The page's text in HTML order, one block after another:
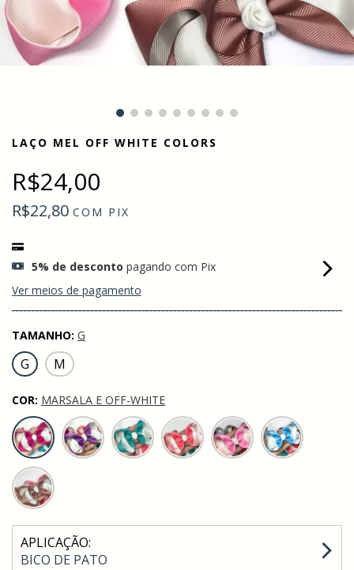
LAÇO MEL OFF WHITE COLORS
R$24,00
R$22,80 COM PIX
5% de desconto pagando com Pix
Ver meios de pagamento
TAMANHO: G
G M
COR: MARSALA E OFF-WHITE
APLICAÇÃO:
BICO DE PATO